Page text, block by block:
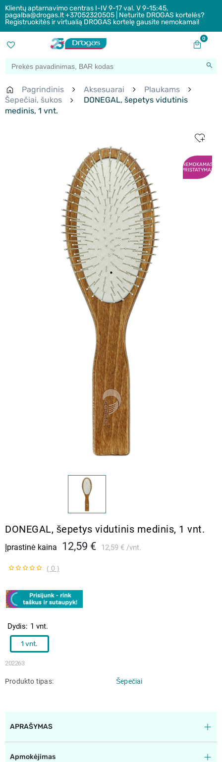
Klientų aptarnavimo centras I-IV 9-17 val. V 9-15:45,
pagalba@drogas.lt +37052320505 | Neturite DROGAS kortelės?
Registruokitės ir virtualią DROGAS kortelę gausite nemokamai!
0
Pagrindinis Aksesuarai
Plaukams
Šepečiai, šukos
DONEGAL, šepetys vidutinis
medinis, 1 vnt.
NEMOKAMAS
PRISTATYMAS
DONEGAL, šepetys vidutinis medinis, 1 vnt.
Įprastinė kaina 12,59 € 12,59 € vnt.
( 0 )
202263
Dydis 1 vnt.
1 vnt.
Produkto tipas Šepečiai
APRAŠYMAS
Apmokėjimas